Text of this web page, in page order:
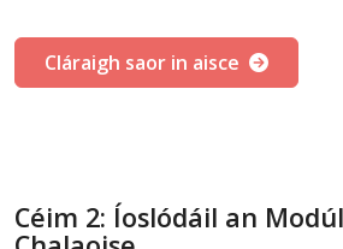
Cláraigh saor in aisce
Céim 2: Íoslódáil an